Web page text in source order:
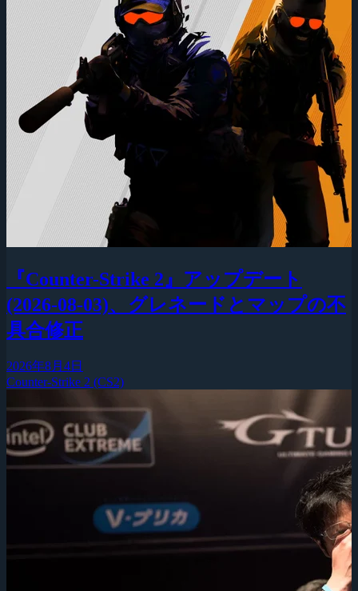
『Counter-Strike 2』アップデート
(2026-08-03)、グレネードとマップの不
具合修正
2026年8月4日
Counter-Strike 2 (CS2)